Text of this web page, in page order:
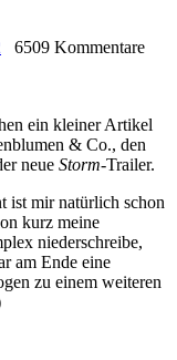
6509 Kommentare
ein kleiner Artikel
& Co., den
neue Storm-Trailer.
ist mir natürlich schon
kurz meine
niederschreibe,
am Ende eine
zu einem weiteren